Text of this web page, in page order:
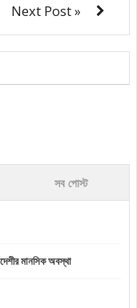
Next Post »
সব পোস্ট
মানসিক অবস্থা